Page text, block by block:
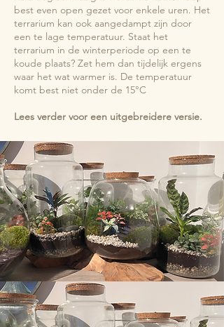
best even open gezet voor enkele uren. Het
terrarium kan ook aangedampt zijn door
een te lage temperatuur. Staat het
terrarium in de winterperiode op een te
koude plaats? Zet hem dan tijdelijk ergens
waar het wat warmer is. De temperatuur
komt best niet onder de 15°C
Lees verder voor een uitgebreidere versie.